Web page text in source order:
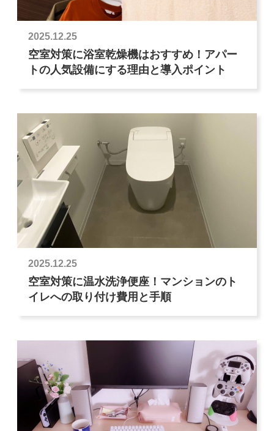
2025.12.25
空室対策に浴室乾燥機はおすすめ！アパー
トの人気設備にする理由と導入ポイント
2025.12.25
空室対策に温水洗浄便座！マンションのト
イレへの取り付け費用と手順